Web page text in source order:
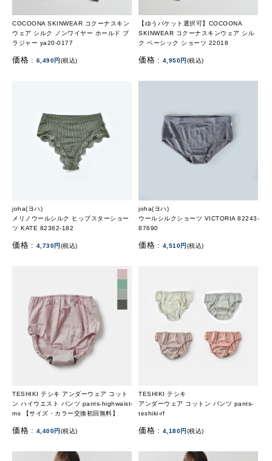
COCOONA SKINWEAR コクーナスキン
ウェア シルク ノンワイヤー ホールド ブ
ラジャー ya20-0177
価格 : 6,490円(税込)
【ゆうパケット選択可】COCOONA
SKINWEAR コクーナスキンウェア シル
ク ベーシック ショーツ 22018
価格 : 4,950円(税込)
joha(ヨハ)
メリノウールシルク ヒップスターショー
ツ KATE 82362-182
価格 : 4,730円(税込)
joha(ヨハ)
ウールシルクショーツ VICTORIA 82243-
87690
価格 : 4,510円(税込)
TESHIKI テシキ アンダーウェア コット
ン ハイウエスト パンツ pants-highwaist-
ms 【サイズ・カラー交換初回無料】
価格 : 4,400円(税込)
TESHIKI テシキ
アンダーウェア コットン パンツ pants-
teshiki-rf
価格 : 4,180円(税込)